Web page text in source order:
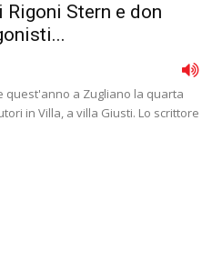
Stern e don
quest'anno a Zugliano la quarta
in Villa, a villa Giusti. Lo scrittore